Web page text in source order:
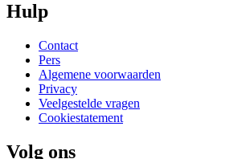
Hulp
Contact
Pers
Algemene voorwaarden
Privacy
Veelgestelde vragen
Cookiestatement
Volg ons